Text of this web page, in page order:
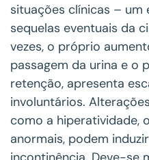
situações clínicas – um
sequelas eventuais da
vezes, o próprio
passagem da urina e o
retenção, apresenta
involuntários.
como a hiperatividade,
anormais, podem